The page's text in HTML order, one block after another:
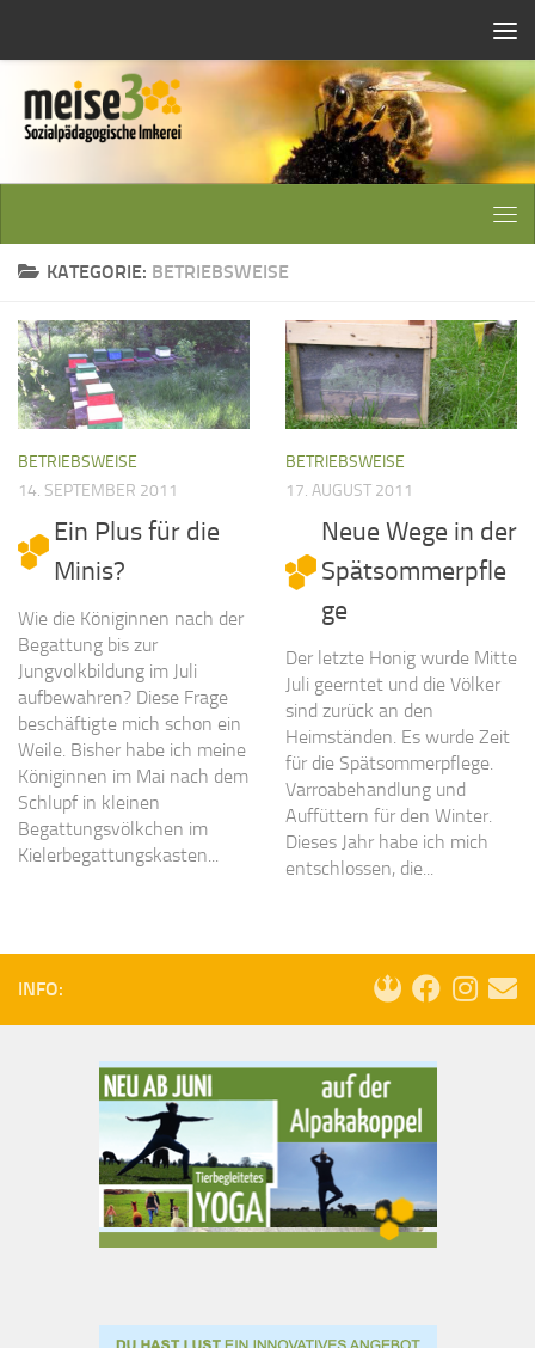
KATEGORIE: BETRIEBSWEISE
BETRIEBSWEISE
14. SEPTEMBER 2011
Ein Plus für die
Minis?
Wie die Königinnen nach der
Begattung bis zur
Jungvolkbildung im Juli
aufbewahren? Diese Frage
beschäftigte mich schon ein
Weile. Bisher habe ich meine
Königinnen im Mai nach dem
Schlupf in kleinen
Begattungsvölkchen im
Kielerbegattungskasten...
BETRIEBSWEISE
17. AUGUST 2011
Neue Wege in der
Spätsommerpfle
ge
Der letzte Honig wurde Mitte
Juli geerntet und die Völker
sind zurück an den
Heimständen. Es wurde Zeit
für die Spätsommerpflege.
Varroabehandlung und
Auffüttern für den Winter.
Dieses Jahr habe ich mich
entschlossen, die...
INFO: